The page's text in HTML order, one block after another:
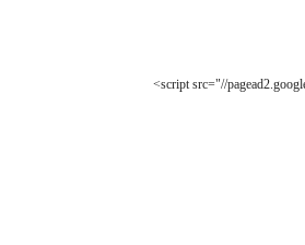
<script src="//